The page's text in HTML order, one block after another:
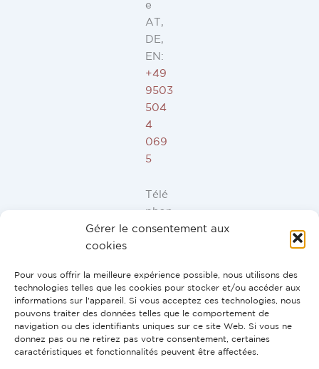
Gérer le consentement aux
cookies
Pour vous offrir la meilleure expérience possible, nous utilisons des
technologies telles que les cookies pour stocker et/ou accéder aux
informations sur l'appareil. Si vous acceptez ces technologies, nous
pouvons traiter des données telles que le comportement de
navigation ou des identifiants uniques sur ce site Web. Si vous ne
donnez pas ou ne retirez pas votre consentement, certaines
caractéristiques et fonctionnalités peuvent être affectées.
e
AT,
DE,
EN:
+49
9503
504
4
069
5
Télé
phon
e ES,
PT:
+34
91
946
44